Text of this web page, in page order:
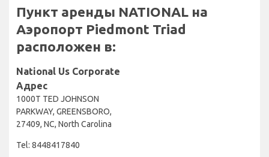
Пункт аренды NATIONAL на
Аэропорт Piedmont Triad
расположен в:
National Us Corporate
Адрес
1000T TED JOHNSON
PARKWAY, GREENSBORO,
27409, NC, North Carolina
Tel: 8448417840